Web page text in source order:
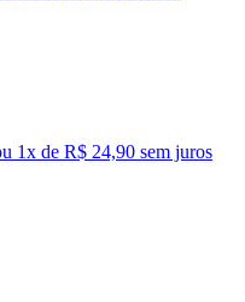
1x de R$ 24,90 sem juros